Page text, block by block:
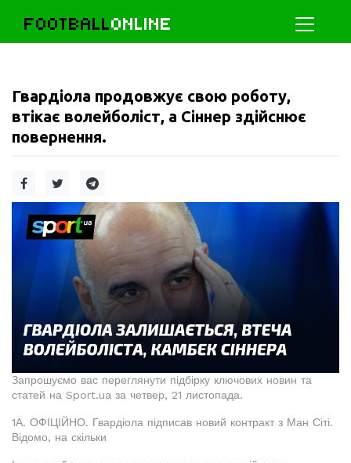
FOOTBALLONLINE
Гвардіола продовжує свою роботу,
втікає волейболіст, а Сіннер здійснює
повернення.
Запрошуємо вас переглянути підбірку ключових новин та
статей на Sport.ua за четвер, 21 листопада.
1А. ОФІЦІЙНО. Гвардіола підписав новий контракт з Ман Сіті.
Відомо, на скільки